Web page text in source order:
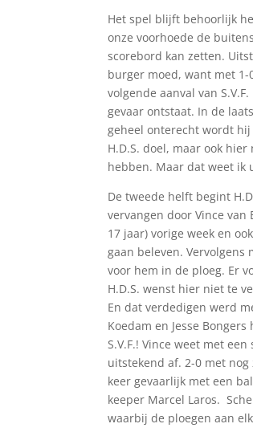
Het spel blijft behoorlijk
onze voorhoede de
scorebord kan zetten.
burger moed, want met
volgende aanval van
gevaar ontstaat. In de
geheel onterecht wordt hij
H.D.S. doel, maar ook
hebben. Maar dat weet ik
De tweede helft begint
vervangen door Vince
17 jaar) vorige week en
gaan beleven.
voor hem in de ploeg. Er
H.D.S. wenst hier niet te
En dat verdedigen werd
Koedam en Jesse
S.V.F.! Vince weet met
uitstekend af. 2-0 met
keer gevaarlijk met een
keeper Marcel Laros.
waarbij de ploegen aan